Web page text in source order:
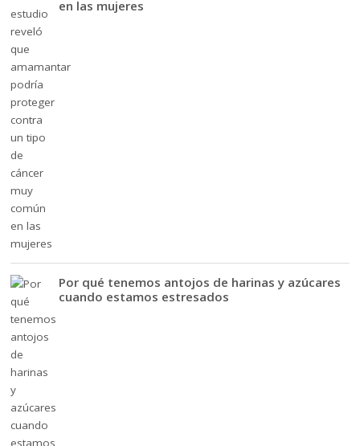
en las mujeres
Por qué tenemos antojos de harinas y azúcares
cuando estamos estresados